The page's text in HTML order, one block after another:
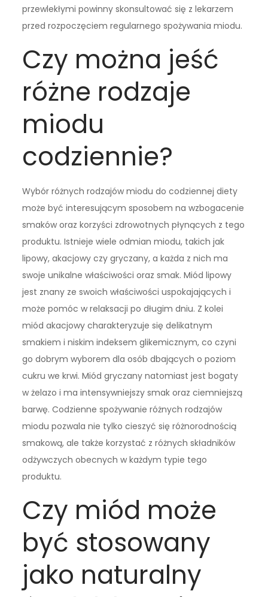
przewlekłymi powinny skonsultować się z lekarzem
przed rozpoczęciem regularnego spożywania miodu.
Czy można jeść
różne rodzaje
miodu
codziennie?
Wybór różnych rodzajów miodu do codziennej diety
może być interesującym sposobem na wzbogacenie
smaków oraz korzyści zdrowotnych płynących z tego
produktu. Istnieje wiele odmian miodu, takich jak
lipowy, akacjowy czy gryczany, a każda z nich ma
swoje unikalne właściwości oraz smak. Miód lipowy
jest znany ze swoich właściwości uspokajających i
może pomóc w relaksacji po długim dniu. Z kolei
miód akacjowy charakteryzuje się delikatnym
smakiem i niskim indeksem glikemicznym, co czyni
go dobrym wyborem dla osób dbających o poziom
cukru we krwi. Miód gryczany natomiast jest bogaty
w żelazo i ma intensywniejszy smak oraz ciemniejszą
barwę. Codzienne spożywanie różnych rodzajów
miodu pozwala nie tylko cieszyć się różnorodnością
smakową, ale także korzystać z różnych składników
odżywczych obecnych w każdym typie tego
produktu.
Czy miód może
być stosowany
jako naturalny